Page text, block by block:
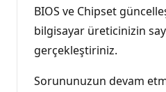
BIOS ve Chipset
bilgisayar üreticinizin
gerçekleştiriniz.
Sorununuzun devam